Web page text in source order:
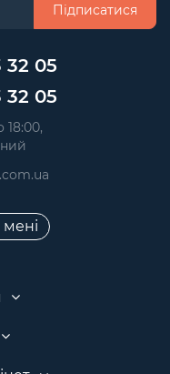
Підписатися
32 05
32 05